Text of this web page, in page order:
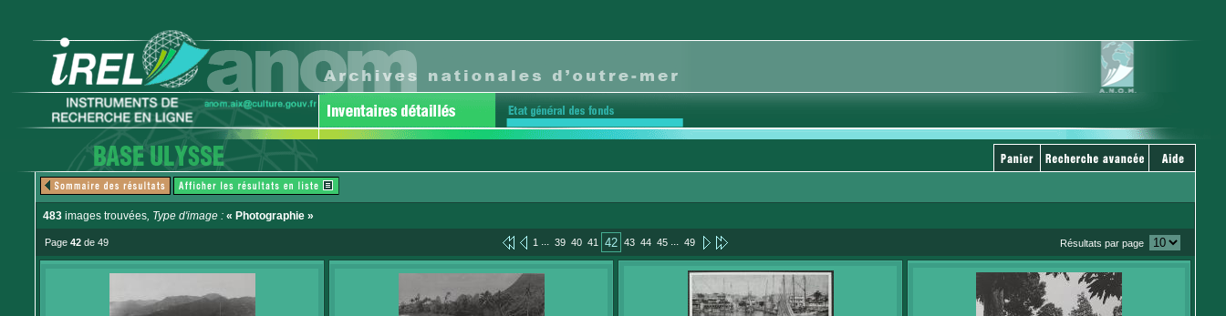
483 images trouvées, Type d'image : « Photographie »
Page 42 de 49 1 ... 39 40 41 42 43 44 45 ... 49 Résultats par page